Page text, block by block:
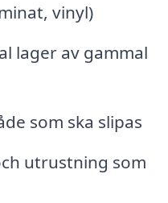
vinyl)
lager av gammal
som ska slipas
utrustning som